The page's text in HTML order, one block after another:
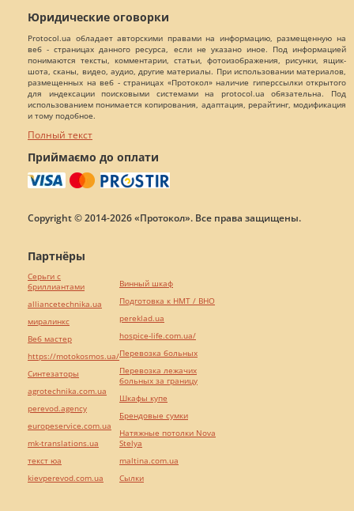
Юридические оговорки
Protocol.ua обладает авторскими правами на информацию, размещенную на
веб - страницах данного ресурса, если не указано иное. Под информацией
понимаются тексты, комментарии, статьи, фотоизображения, рисунки, ящик-
шота, сканы, видео, аудио, другие материалы. При использовании материалов,
размещенных на веб - страницах «Протокол» наличие гиперссылки открытого
для индексации поисковыми системами на protocol.ua обязательна. Под
использованием понимается копирования, адаптация, рерайтинг, модификация
и тому подобное.
Полный текст
Приймаємо до оплати
Copyright © 2014-2026 «Протокол». Все права защищены.
Партнёры
Серьги с
бриллиантами
alliancetechnika.ua
миралинкс
Веб мастер
https://motokosmos.ua/
Синтезаторы
agrotechnika.com.ua
perevod.agency
europeservice.com.ua
mk-translations.ua
текст юа
kievperevod.com.ua
Винный шкаф
Подготовка к НМТ / ВНО
pereklad.ua
hospice-life.com.ua/
Перевозка больных
Перевозка лежачих
больных за границу
Шкафы купе
Брендовые сумки
Натяжные потолки Nova
Stelya
maltina.com.ua
Cылки